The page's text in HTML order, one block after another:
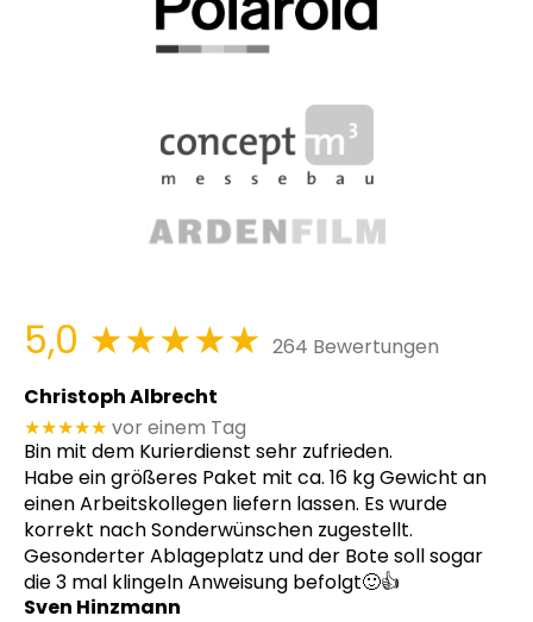
5,0 ★★★★★ 264 Bewertungen
Christoph Albrecht
★★★★★ vor einem Tag
Bin mit dem Kurierdienst sehr zufrieden.
Habe ein größeres Paket mit ca. 16 kg Gewicht an
einen Arbeitskollegen liefern lassen. Es wurde
korrekt nach Sonderwünschen zugestellt.
Gesonderter Ablageplatz und der Bote soll sogar
die 3 mal klingeln Anweisung befolgt🙂👍
Sven Hinzmann